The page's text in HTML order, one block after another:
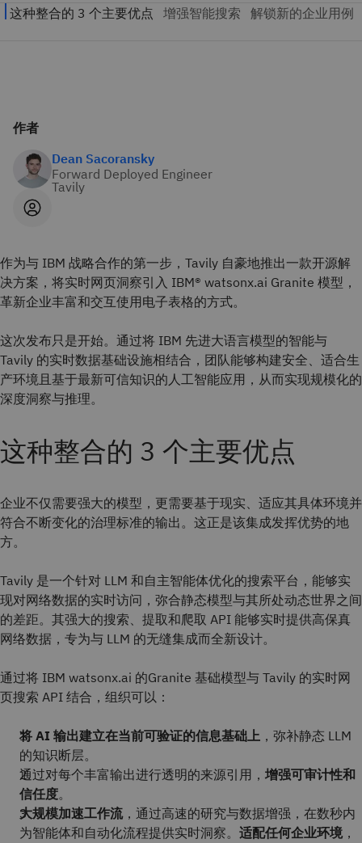
作者
Dean Sacoransky
Forward Deployed Engineer
Tavily
作为与 IBM 战略合作的第一步，Tavily 自豪地推出一款开源解
决方案，将实时网页洞察引入 IBM® watsonx.ai Granite 模型，
革新企业丰富和交互使用电子表格的方式。
这次发布只是开始。通过将 IBM 先进大语言模型的智能与
Tavily 的实时数据基础设施相结合，团队能够构建安全、适合生
产环境且基于最新可信知识的人工智能应用，从而实现规模化的
深度洞察与推理。
这种整合的 3 个主要优点
企业不仅需要强大的模型，更需要基于现实、适应其具体环境并
符合不断变化的治理标准的输出。这正是该集成发挥优势的地
方。
Tavily 是一个针对 LLM 和自主智能体优化的搜索平台，能够实
现对网络数据的实时访问，弥合静态模型与其所处动态世界之间
的差距。其强大的搜索、提取和爬取 API 能够实时提供高保真
网络数据，专为与 LLM 的无缝集成而全新设计。
通过将 IBM watsonx.ai 的Granite 基础模型与 Tavily 的实时网
页搜索 API 结合，组织可以：
将 AI 输出建立在当前可验证的信息基础上 ，弥补静态 LLM
的知识断层。
通过对每个丰富输出进行透明的来源引用， 增强可审计性和
信任度。
大规模加速工作流，通过高速的研究与数据增强，在数秒内
为智能体和自动化流程提供实时洞察。 适配任何企业环境 ，